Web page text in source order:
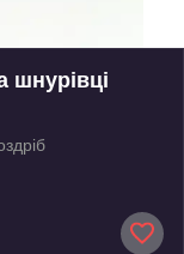
шнурівці